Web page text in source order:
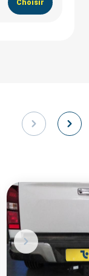
Choisir